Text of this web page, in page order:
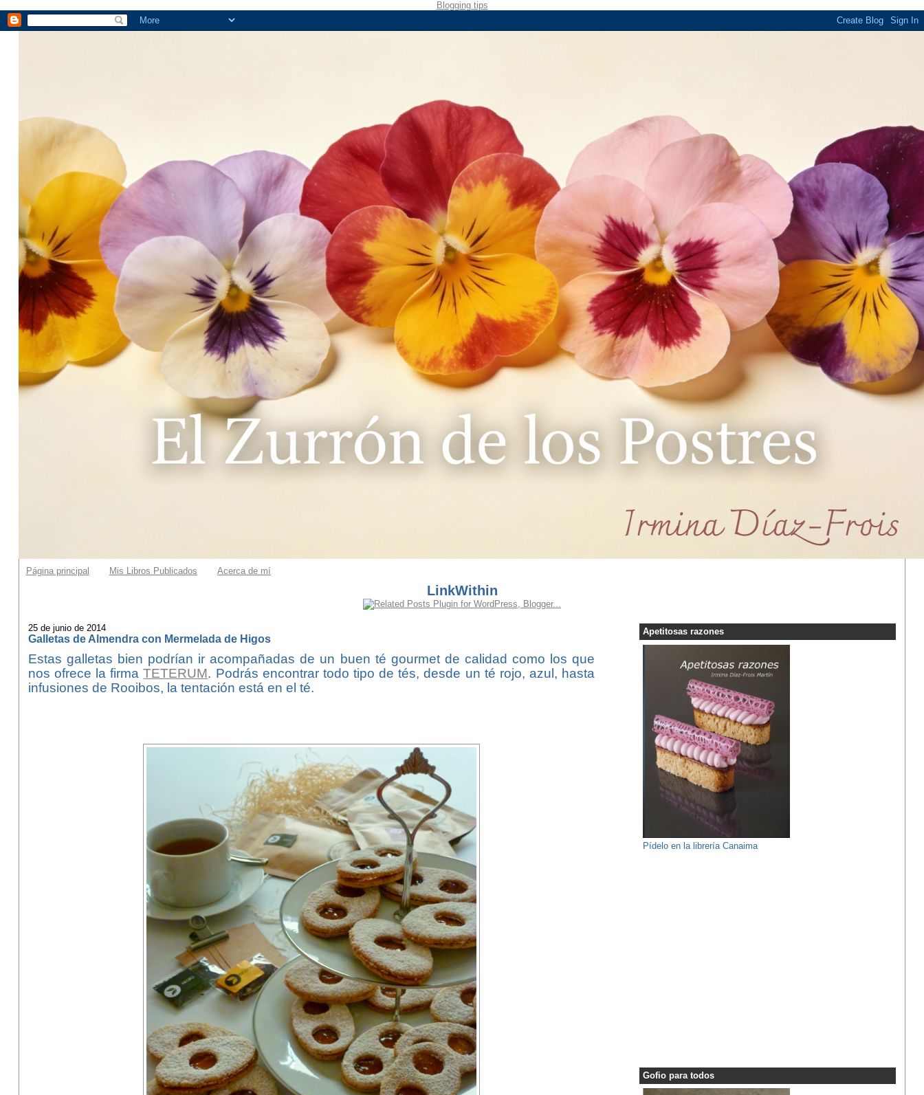
Blogging tips
Página principal Mis Libros Publicados Acerca de mí
LinkWithin
25 de junio de 2014
Galletas de Almendra con Mermelada de Higos
Estas galletas bien podrían ir acompañadas de un buen té gourmet de calidad como los que
nos ofrece la firmaTETERUM. Podrás encontrar todo tipo de tés, desde un té rojo, azul, hasta
infusiones de Rooibos, la tentación está en el té.
Apetitosas razones
Pídelo en la librería Canaima
Gofio para todos